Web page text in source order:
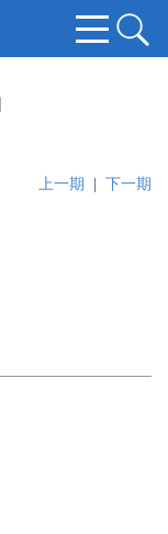
上一期 下一期